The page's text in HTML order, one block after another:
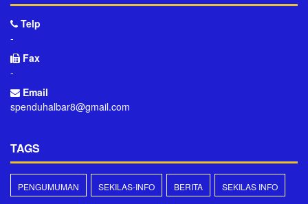
Telp
-
Fax
-
Email
spenduhalbar8@gmail.com
TAGS
PENGUMUMAN SEKILAS-INFO BERITA SEKILAS INFO